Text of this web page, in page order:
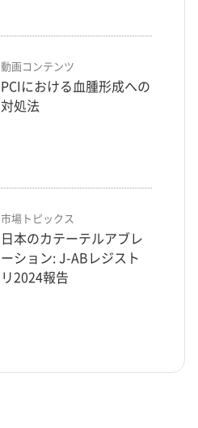
動画コンテンツ
PCIにおける血腫形成への
対処法
市場トピックス
日本のカテーテルアブレ
ーション: J-ABレジスト
リ2024報告